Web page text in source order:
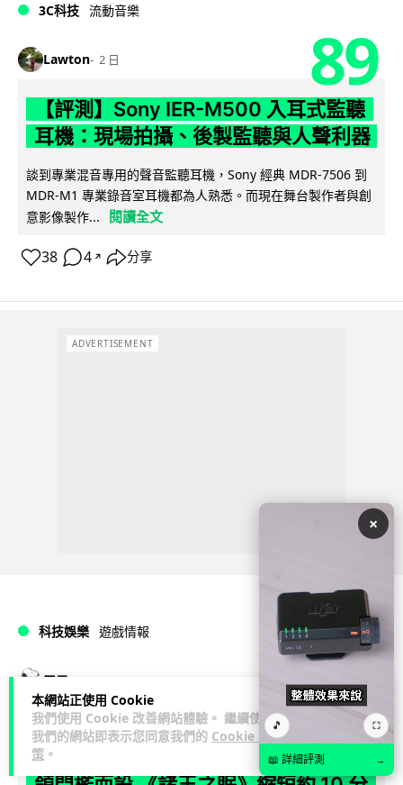
本網站正使用 Cookie
我們使用 Cookie 改善網站體驗。 繼續使用
我們的網站即表示您同意我們的 Cookie 政
策 。
3C科技 流動音樂
Lawton 2 日 89
【評測】Sony IER-M500 入耳式監聽
耳機：現場拍攝、後製監聽與人聲利器
談到專業混音專用的聲音監聽耳機，Sony 經典 MDR-7506 到
MDR-M1 專業錄音室耳機都為人熟悉。而現在舞台製作者與創
意影像製作...
閱讀全文
38 4 ↗ 分享
ADVERTISEMENT
科技娛樂 遊戲情報
天恩
《魔獸世界：至暗之夜》12.1 「烏拉特
克的詛咒」專訪：巢穴不為提高世界首
×
🎵 ⛶
📖 詳細評測 →